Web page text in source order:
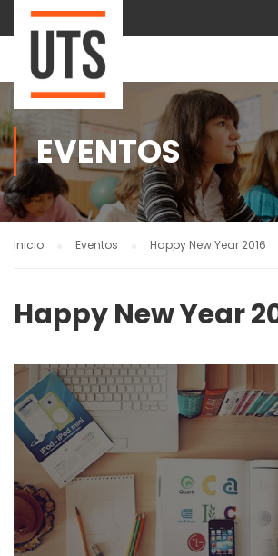
EVENTOS
Inicio Eventos Happy New Year 2016
Happy New Year